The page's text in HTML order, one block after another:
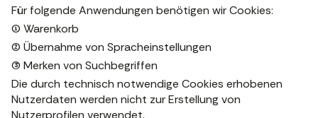
Für folgende Anwendungen benötigen wir Cookies:
(1) Warenkorb
(2) Übernahme von Spracheinstellungen
(3) Merken von Suchbegriffen
Die durch technisch notwendige Cookies erhobenen
Nutzerdaten werden nicht zur Erstellung von
Nutzerprofilen verwendet.